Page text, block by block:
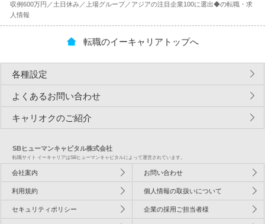
収例600万円／土日休み／上場グループ／アジアの注目企業100に選出◆の転職・求
人情報
転職のイーキャリアトップへ
各種設定
よくあるお問い合わせ
キャリオクのご紹介
SBヒューマンキャピタル株式会社
転職サイト イーキャリアはSBヒューマンキャピタルによって運営されています。
会社案内 お問い合わせ
利用規約 個人情報の取扱いについて
セキュリティポリシー 企業の採用ご担当者様